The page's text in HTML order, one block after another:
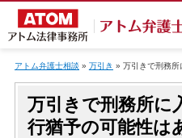
アトム弁護士相談 » 万引き » 万引きで刑務所
万引きで刑務所に
行猶予の可能性は